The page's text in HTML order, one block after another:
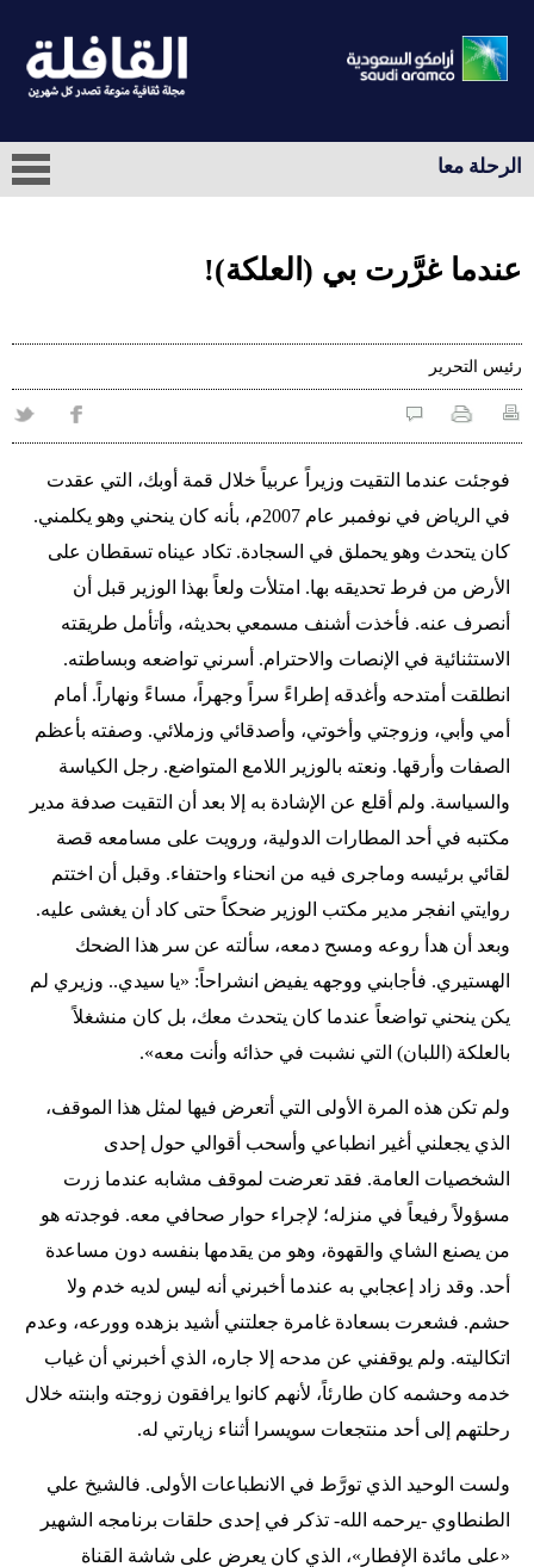
الرحلة معا
عندما غرَّرت بي (العلكة)!
رئيس التحرير
فوجئت عندما التقيت وزيراً عربياً خلال قمة أوبك، التي عقدت
في الرياض في نوفمبر عام 2007م، بأنه كان ينحني وهو يكلمني.
كان يتحدث وهو يحملق في السجادة. تكاد عيناه تسقطان على
الأرض من فرط تحديقه بها. امتلأت ولعاً بهذا الوزير قبل أن
أنصرف عنه. فأخذت أشنف مسمعي بحديثه، وأتأمل طريقته
الاستثنائية في الإنصات والاحترام. أسرني تواضعه وبساطته.
انطلقت أمتدحه وأغدقه إطراءً سراً وجهراً، مساءً ونهاراً. أمام
أمي وأبي، وزوجتي وأخوتي، وأصدقائي وزملائي. وصفته بأعظم
الصفات وأرقها. ونعته بالوزير اللامع المتواضع. رجل الكياسة
والسياسة. ولم أقلع عن الإشادة به إلا بعد أن التقيت صدفة مدير
مكتبه في أحد المطارات الدولية، ورويت على مسامعه قصة
لقائي برئيسه وماجرى فيه من انحناء واحتفاء. وقبل أن اختتم
روايتي انفجر مدير مكتب الوزير ضحكاً حتى كاد أن يغشى عليه.
وبعد أن هدأ روعه ومسح دمعه، سألته عن سر هذا الضحك
الهستيري. فأجابني ووجهه يفيض انشراحاً: «يا سيدي.. وزيري لم
يكن ينحني تواضعاً عندما كان يتحدث معك، بل كان منشغلاً
بالعلكة (اللبان) التي نشبت في حذائه وأنت معه».
ولم تكن هذه المرة الأولى التي أتعرض فيها لمثل هذا الموقف،
الذي يجعلني أغير انطباعي وأسحب أقوالي حول إحدى
الشخصيات العامة. فقد تعرضت لموقف مشابه عندما زرت
مسؤولاً رفيعاً في منزله؛ لإجراء حوار صحافي معه. فوجدته هو
من يصنع الشاي والقهوة، وهو من يقدمها بنفسه دون مساعدة
أحد. وقد زاد إعجابي به عندما أخبرني أنه ليس لديه خدم ولا
حشم. فشعرت بسعادة غامرة جعلتني أشيد بزهده وورعه، وعدم
اتكاليته. ولم يوقفني عن مدحه إلا جاره، الذي أخبرني أن غياب
خدمه وحشمه كان طارئاً، لأنهم كانوا يرافقون زوجته وابنته خلال
رحلتهم إلى أحد منتجعات سويسرا أثناء زيارتي له.
ولست الوحيد الذي تورَّط في الانطباعات الأولى. فالشيخ علي
الطنطاوي -يرحمه الله- تذكر في إحدى حلقات برنامجه الشهير
«على مائدة الإفطار»، الذي كان يعرض على شاشة القناة